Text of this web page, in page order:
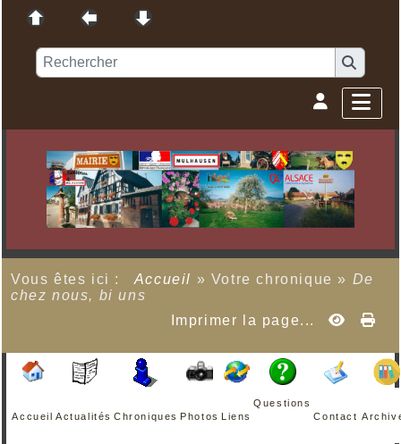
Vous êtes ici : Accueil » Votre chronique » De
chez nous, bi uns
Imprimer la page...
Accueil Actualités Chroniques Photos Liens
Questions
Contact